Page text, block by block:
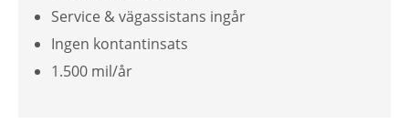
Service & vägassistans ingår
Ingen kontantinsats
1.500 mil/år